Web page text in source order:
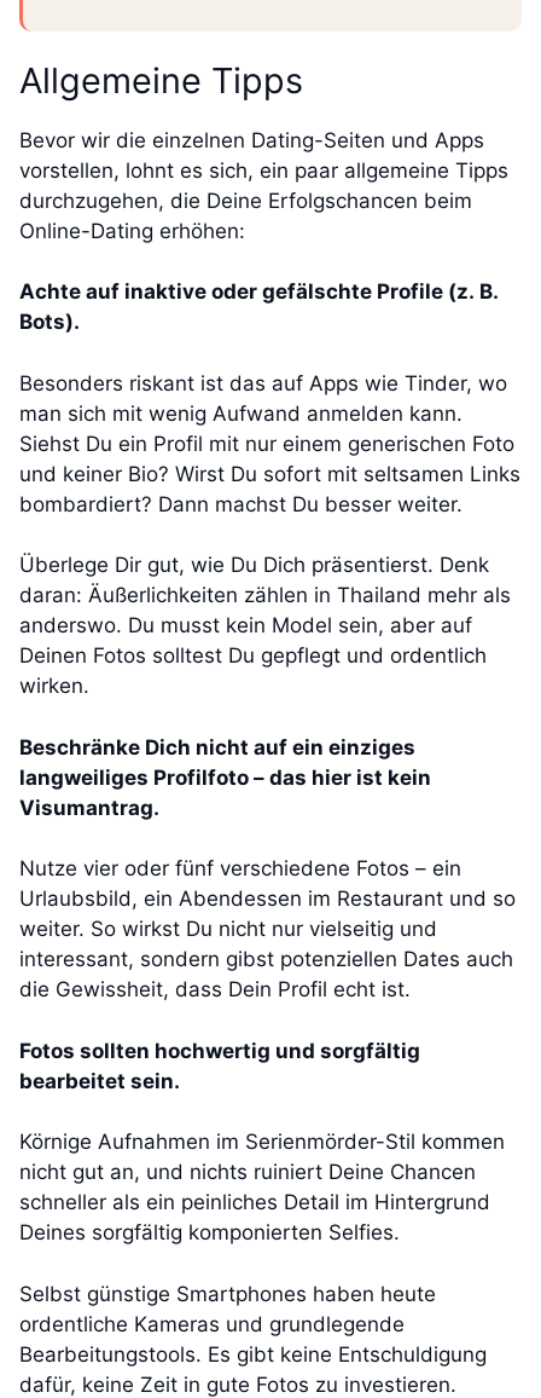
Allgemeine Tipps
Bevor wir die einzelnen Dating-Seiten und Apps
vorstellen, lohnt es sich, ein paar allgemeine Tipps
durchzugehen, die Deine Erfolgschancen beim
Online-Dating erhöhen:
Achte auf inaktive oder gefälschte Profile (z. B.
Bots).
Besonders riskant ist das auf Apps wie Tinder, wo
man sich mit wenig Aufwand anmelden kann.
Siehst Du ein Profil mit nur einem generischen Foto
und keiner Bio? Wirst Du sofort mit seltsamen Links
bombardiert? Dann machst Du besser weiter.
Überlege Dir gut, wie Du Dich präsentierst. Denk
daran: Äußerlichkeiten zählen in Thailand mehr als
anderswo. Du musst kein Model sein, aber auf
Deinen Fotos solltest Du gepflegt und ordentlich
wirken.
Beschränke Dich nicht auf ein einziges
langweiliges Profilfoto – das hier ist kein
Visumantrag.
Nutze vier oder fünf verschiedene Fotos – ein
Urlaubsbild, ein Abendessen im Restaurant und so
weiter. So wirkst Du nicht nur vielseitig und
interessant, sondern gibst potenziellen Dates auch
die Gewissheit, dass Dein Profil echt ist.
Fotos sollten hochwertig und sorgfältig
bearbeitet sein.
Körnige Aufnahmen im Serienmörder-Stil kommen
nicht gut an, und nichts ruiniert Deine Chancen
schneller als ein peinliches Detail im Hintergrund
Deines sorgfältig komponierten Selfies.
Selbst günstige Smartphones haben heute
ordentliche Kameras und grundlegende
Bearbeitungstools. Es gibt keine Entschuldigung
dafür, keine Zeit in gute Fotos zu investieren.